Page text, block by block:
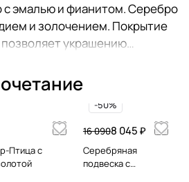
эмалью и фианитом. Серебро
и золочением. Покрытие
украшению
течение длительного
22 мм. Комплект: серьги
Коллекция Жар-
ювелирами,
с 1995 года. Художники
украшения, используя
художественную роспись
Птица с
-50%
8 045 ₽
16 090
Серебряная
подвеска с